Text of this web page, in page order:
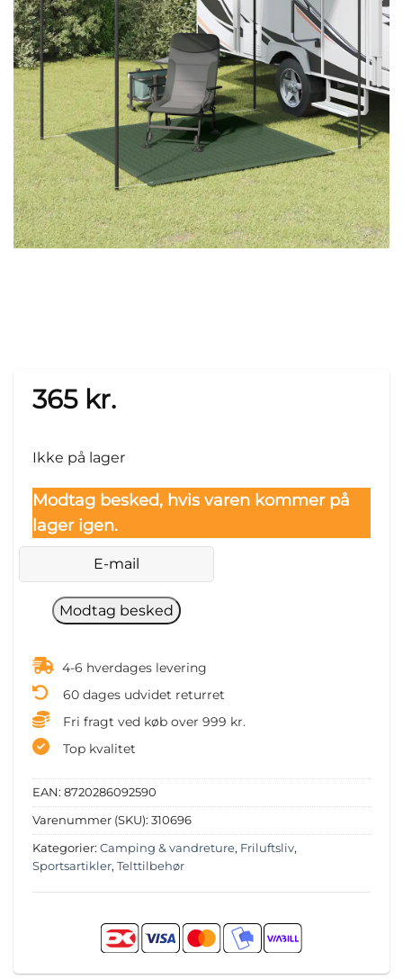
365 kr.
Ikke på lager
Modtag besked, hvis varen kommer på
lager igen.
4-6 hverdages levering
60 dages udvidet returret
Fri fragt ved køb over 999 kr.
Top kvalitet
EAN: 8720286092590
Varenummer (SKU): 310696
Kategorier: Camping & vandreture, Friluftsliv,
Sportsartikler, Telttilbehør